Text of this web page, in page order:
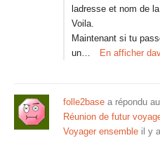
ladresse et nom de
Voila.
Maintenant si tu
un…
En afficher
folle2base a répondu
Réunion de futur
Voyager ensemble il y